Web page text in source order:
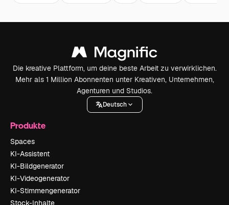
Die kreative Plattform, um deine beste Arbeit zu verwirklichen.
Mehr als 1 Million Abonnenten unter Kreativen, Unternehmen,
Agenturen und Studios.
Deutsch
Produkte
Spaces
KI-Assistent
KI-Bildgenerator
KI-Videogenerator
KI-Stimmengenerator
Stock-Inhalte